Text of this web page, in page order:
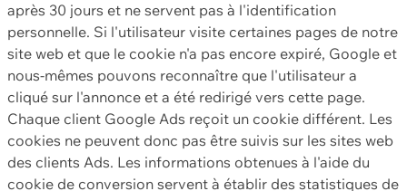
après 30 jours et ne servent pas à l'identification
personnelle. Si l'utilisateur visite certaines pages de notre
site web et que le cookie n'a pas encore expiré, Google et
nous-mêmes pouvons reconnaître que l'utilisateur a
cliqué sur l'annonce et a été redirigé vers cette page.
Chaque client Google Ads reçoit un cookie différent. Les
cookies ne peuvent donc pas être suivis sur les sites web
des clients Ads. Les informations obtenues à l'aide du
cookie de conversion servent à établir des statistiques de